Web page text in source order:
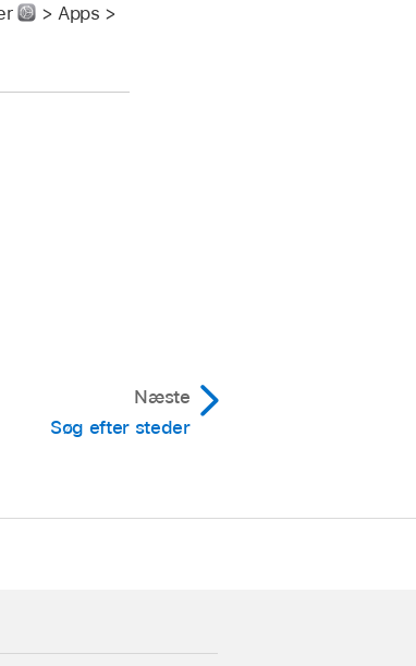
> Apps >
Næste
Søg efter steder